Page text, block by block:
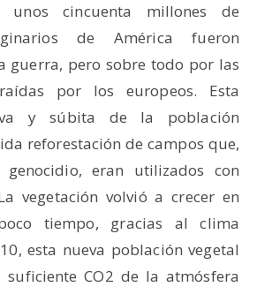
cincuenta millones de
de América fueron
guerra, pero sobre todo por las
por los europeos. Esta
y súbita de la población
reforestación de campos que,
eran utilizados con
vegetación volvió a crecer en
tiempo, gracias al clima
esta nueva población vegetal
CO2 de la atmósfera